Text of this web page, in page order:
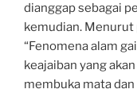
dianggap sebagai
kemudian. Menurut
“Fenomena alam
keajaiban yang
membuka mata